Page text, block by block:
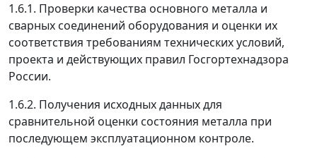
1.6.1. Проверки качества основного металла и
сварных соединений оборудования и оценки их
соответствия требованиям технических условий,
проекта и действующих правил Госгортехнадзора
России.
1.6.2. Получения исходных данных для
сравнительной оценки состояния металла при
последующем эксплуатационном контроле.